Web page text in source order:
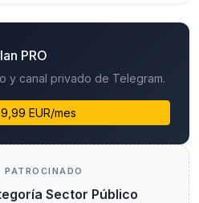
PRO
y canal privado de Telegram.
EUR/mes
PATROCINADO
Sector Público